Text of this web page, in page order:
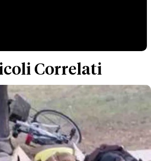
Correlati